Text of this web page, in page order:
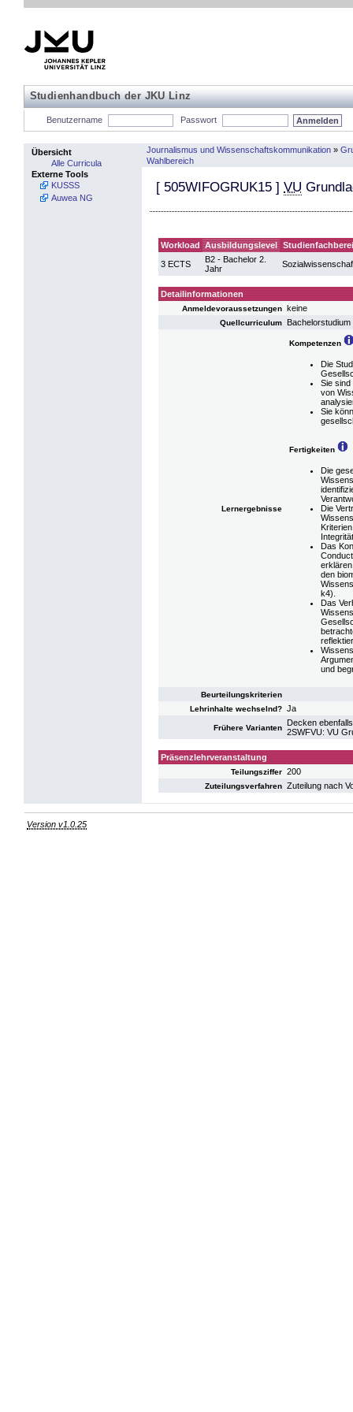
Studienhandbuch der JKU Linz
Benutzername Passwort
Übersicht
Alle Curricula
Externe Tools
KUSSS
Auwea NG
Journalismus und Wissenschaftskommunikation »
Wahlbereich
[ 505WIFOGRUK15 ] VU
Workload Ausbildungslevel
3 ECTS
B2 - Bachelor 2.
Jahr
Detailinformationen
Anmeldevoraussetzungen keine
Quellcurriculum
Lernergebnisse
Kompetenzen
Die
Sie sind
von
Sie
Fertigkeiten
Die
Die
Das
den
k4).
Das
und
Beurteilungskriterien
Lehrinhalte wechselnd? Ja
Frühere Varianten
Decken
2SWFVU: VU
Präsenzlehrveranstaltung
Teilungsziffer 200
Zuteilungsverfahren Zuteilung nach
Version v1.0.25